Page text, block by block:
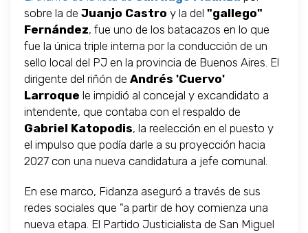
sobre la de Juanjo Castro y la del "gallego"
Fernández, fue uno de los batacazos en lo que
fue la única triple interna por la conducción de un
sello local del PJ en la provincia de Buenos Aires. El
dirigente del riñón de Andrés 'Cuervo'
Larroque le impidió al concejal y excandidato a
intendente, que contaba con el respaldo de
Gabriel Katopodis, la reelección en el puesto y
el impulso que podía darle a su proyección hacia
2027 con una nueva candidatura a jefe comunal.
En ese marco, Fidanza aseguró a través de sus
redes sociales que "a partir de hoy comienza una
nueva etapa. El Partido Justicialista de San Miguel